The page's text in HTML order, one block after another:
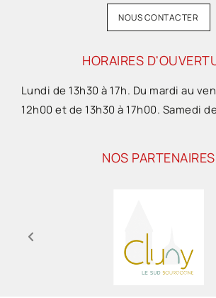
NOUS CONTACTER
HORAIRES
Lundi de 13h30 à 17h. Du mardi au
12h00 et de 13h30 à 17h00. Samedi
NOS PARTENAIRES